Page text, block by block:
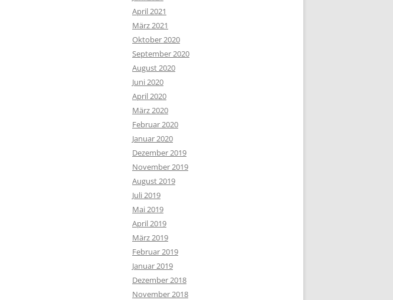
April 2021
März 2021
Oktober 2020
September 2020
August 2020
Juni 2020
April 2020
März 2020
Februar 2020
Januar 2020
Dezember 2019
November 2019
August 2019
Juli 2019
Mai 2019
April 2019
März 2019
Februar 2019
Januar 2019
Dezember 2018
November 2018